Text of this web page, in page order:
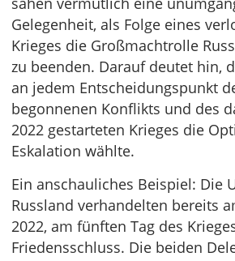
Gelegenheit, als Folge eines
Krieges die Großmachtrolle
zu beenden. Darauf deutet hin,
an jedem Entscheidungspunkt
begonnenen Konflikts und des
2022 gestarteten Krieges die
Eskalation wählte.
Ein anschauliches Beispiel: Die
Russland verhandelten bereits
2022, am fünften Tag des
Friedensschluss. Die beiden